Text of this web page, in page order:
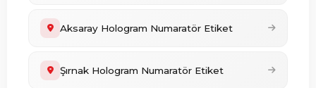
Aksaray Hologram Numaratör Etiket
Şırnak Hologram Numaratör Etiket